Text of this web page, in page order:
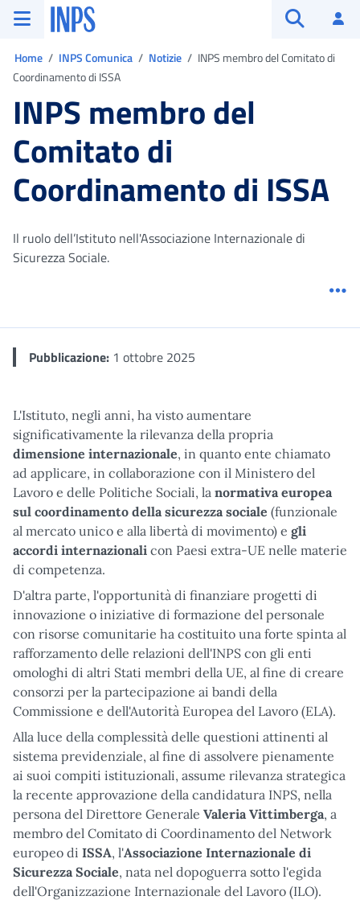
Vai al menu principale
Vai al contenuto principale
Vai al pie' di pagina
INPS ()
Home INPS Comunica Notizie
INPS membro del Comitato di
Coordinamento di ISSA
INPS membro del
Comitato di
Coordinamento di ISSA
Il ruolo dell’Istituto nell'Associazione Internazionale di
Sicurezza Sociale.
Pubblicazione: 1 ottobre 2025
L'Istituto, negli anni, ha visto aumentare
significativamente la rilevanza della propria
dimensione internazionale, in quanto ente chiamato
ad applicare, in collaborazione con il Ministero del
Lavoro e delle Politiche Sociali, la normativa europea
sul coordinamento della sicurezza sociale (funzionale
al mercato unico e alla libertà di movimento) e gli
accordi internazionali con Paesi extra-UE nelle materie
di competenza.
D'altra parte, l'opportunità di finanziare progetti di
innovazione o iniziative di formazione del personale
con risorse comunitarie ha costituito una forte spinta al
rafforzamento delle relazioni dell'INPS con gli enti
omologhi di altri Stati membri della UE, al fine di creare
consorzi per la partecipazione ai bandi della
Commissione e dell'Autorità Europea del Lavoro (ELA).
Alla luce della complessità delle questioni attinenti al
sistema previdenziale, al fine di assolvere pienamente
ai suoi compiti istituzionali, assume rilevanza strategica
la recente approvazione della candidatura INPS, nella
persona del Direttore Generale Valeria Vittimberga, a
membro del Comitato di Coordinamento del Network
europeo di ISSA, l'Associazione Internazionale di
Sicurezza Sociale, nata nel dopoguerra sotto l'egida
dell'Organizzazione Internazionale del Lavoro (ILO).